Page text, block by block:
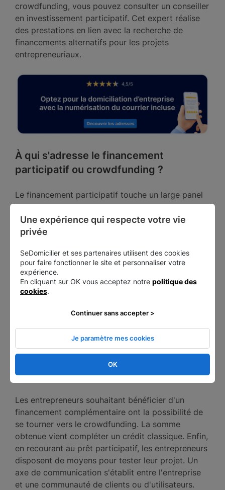
crowdfunding, vous pouvez consulter un conseiller
en investissement participatif. Cet expert réalise
des prestations en lien avec la recherche de
financements alternatifs pour les projets
entrepreneuriaux.
À qui s'adresse le financement
participatif ou crowdfunding ?
Le financement participatif touche un large panel
d'entrepreneurs :
lesauto-entrepreneurs
les repreneurs d'entreprise ;
les chefs d'entreprise avec un projet de
développement
le tissu associatif.
Recourir au financement participatif est une
solution alternative aux établissements
. Les conditions d'accès aux prêts
classiques sont parfois réduites en fonction de
votre projet. Les taux d'usure appliqués peuvent
être élevés.
Les entrepreneurs souhaitant bénéficier d'un
financement complémentaire ont la possibilité de
se tourner vers le crowdfunding. La somme
obtenue vient compléter un crédit classique. Enfin,
en recourant au prêt participatif, les entrepreneurs
disposent de moyens pour tester leur projet. Un
axe de communication s'établit entre l'entreprise
et une communauté de clients ou d'utilisateurs.
Une expérience qui respecte votre vie
privée
SeDomicilier et ses partenaires utilisent des cookies
pour faire fonctionner le site et personnaliser votre
expérience.
En cliquant sur OK vous acceptez notre politique des
cookies.
OK
Je paramètre mes cookies
Continuer sans accepter >